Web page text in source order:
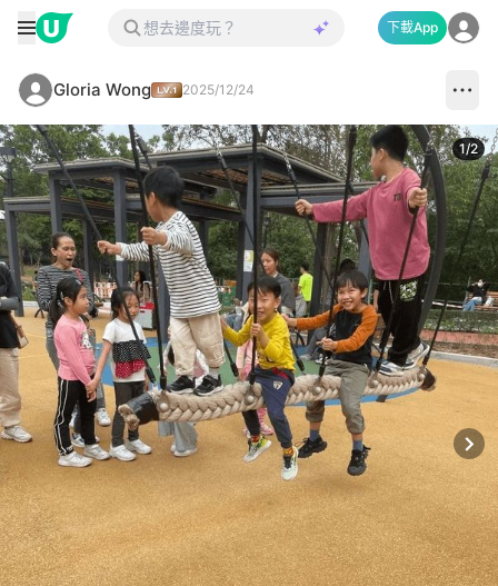
下載App
Gloria Wong 2025/12/24
1/2